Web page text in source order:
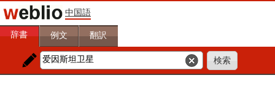
中国語
辞書 例文 翻訳